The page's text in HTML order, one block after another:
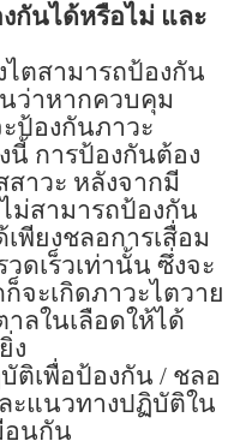
กันได้หรือไม่ และ
ตสามารถป้องกัน
ว่าหากควบคุม
ป้องกันภาวะ
นี้ การป้องกันต้อง
าวะ หลังจากมี
ม่สามารถป้องกัน
พียงชลอการเสื่อม
ดเร็วเท่านั้น ซึ่งจะ
จะเกิดภาวะไตวาย
ลในเลือดให้ได้
ง
ติเพื่อป้องกัน / ชลอ
ะแนวทางปฏิบัติใน
อนกัน